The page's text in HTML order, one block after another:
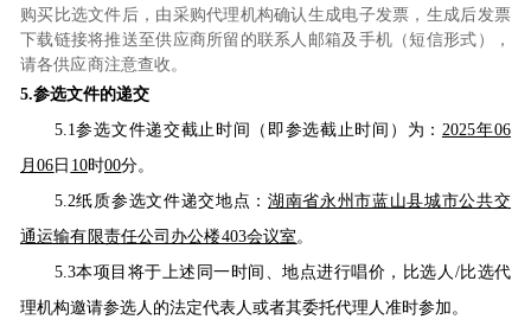
购买比选文件后，由采购代理机构确认生成电子发票，生成后发票
下载链接将推送至供应商所留的联系人邮箱及手机（短信形式），
请各供应商注意查收。
5.参选文件的递交
5.1参选文件递交截止时间（即参选截止时间）为： 2025年06
月06 日 10时00分。
5.2纸质参选文件递交地点： 湖南省永州市蓝山县城市公共交
通运输有限责任公司 办公楼403会议室。
5.3本项目将于上述同一时间、地点进行唱价，比选人 /比选代
理机构邀请参选人的法定代表人或者其委托代理人准时参加。